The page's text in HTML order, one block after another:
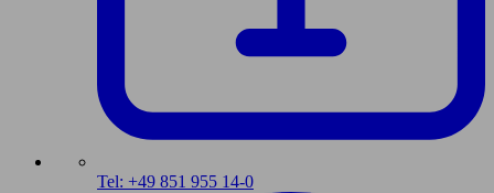
Tel: +49 851 955 14-0